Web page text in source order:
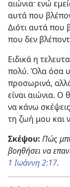
αιώνια· ενώ
αυτά που
Διότι αυτά που
που δεν
Ειδικά η
πολύ. Όλα όσα
προσωρινά,
είναι αιώνια. Ο
να κάνω
τη ζωή μου και
Σκέψου: Πώς
βοηθήσει να
1 Ιωάννη 2:17.